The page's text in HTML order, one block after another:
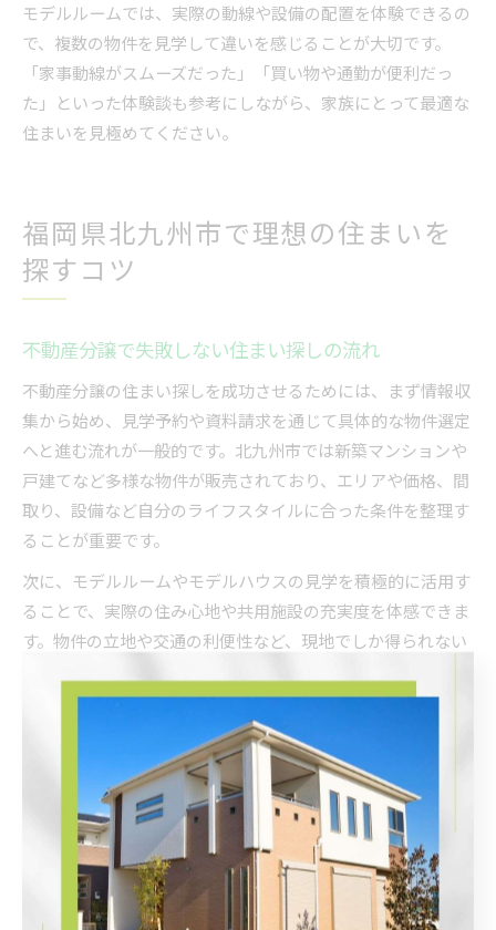
モデルルームでは、実際の動線や設備の配置を体験できるの
で、複数の物件を見学して違いを感じることが大切です。
「家事動線がスムーズだった」「買い物や通勤が便利だっ
た」といった体験談も参考にしながら、家族にとって最適な
住まいを見極めてください。
福岡県北九州市で理想の住まいを
探すコツ
不動産分譲で失敗しない住まい探しの流れ
不動産分譲の住まい探しを成功させるためには、まず情報収
集から始め、見学予約や資料請求を通じて具体的な物件選定
へと進む流れが一般的です。北九州市では新築マンションや
戸建てなど多様な物件が販売されており、エリアや価格、間
取り、設備など自分のライフスタイルに合った条件を整理す
ることが重要です。
次に、モデルルームやモデルハウスの見学を積極的に活用す
ることで、実際の住み心地や共用施設の充実度を体感できま
す。物件の立地や交通の利便性など、現地でしか得られない
ましょう。失敗しないためには、複数の物件やエリアを比較
し、販売スケジュールや入居予定日なども含めて総合的に判
断することがポイントです。
北九州市の不動産分譲で注目したい条件
北九州市で不動産分譲を検討する際、特に注目したい条件は
「立地」「価格」「間取り」「専有面積」「設備」「交通ア
クセス」の6つです。エリアごとに物件の特徴や相場が異な